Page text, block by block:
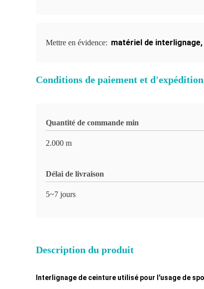
Mettre en évidence: matériel de interlignage,
Conditions de paiement et d'expédition
Quantité de commande min
2.000 m
Délai de livraison
5~7 jours
Description du produit
Interlignage de ceinture utilisé pour l'usage de